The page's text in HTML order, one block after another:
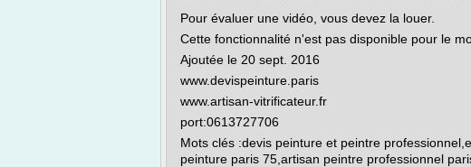
Pour évaluer une vidéo, vous devez la louer.
Cette fonctionnalité n'est pas disponible pour le
Ajoutée le 20 sept. 2016
www.devispeinture.paris
www.artisan-vitrificateur.fr
port:0613727706
Mots clés :devis peinture et peintre
peinture paris 75,artisan peintre professionnel